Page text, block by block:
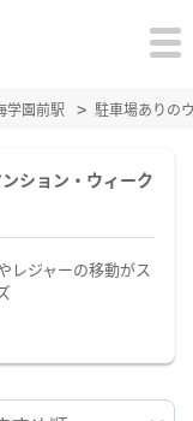
学園前駅 駐車場ありの
ション・ウィーク
レジャーの移動がス